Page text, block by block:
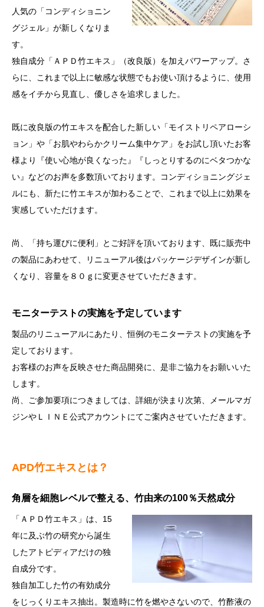
人気の「コンディショニン
グジェル」が新しくなりま
す。
独自成分「ＡＰＤ竹エキス」（改良版）を加えパワーアップ。さ
らに、これまで以上に敏感な状態でもお使い頂けるように、使用
感をイチから見直し、優しさを追求しました。
既に改良版の竹エキスを配合した新しい「モイストリペアローシ
ョン」や「お肌やわらかクリーム集中ケア」をお試し頂いたお客
様より『使い心地が良くなった』『しっとりするのにベタつかな
い』などのお声を多数頂いております。コンディショニングジェ
ルにも、新たに竹エキスが加わることで、これまで以上に効果を
実感していただけます。
尚、「持ち運びに便利」とご好評を頂いております、既に販売中
の製品にあわせて、リニューアル後はパッケージデザインが新し
くなり、容量を８０ｇに変更させていただきます。
モニターテストの実施を予定しています
製品のリニューアルにあたり、恒例のモニターテストの実施を予
定しております。
お客様のお声を反映させた商品開発に、是非ご協力をお願いいた
します。
尚、ご参加要項につきましては、詳細が決まり次第、メールマガ
ジンやＬＩＮＥ公式アカウントにてご案内させていただきます。
APD竹エキスとは？
角層を細胞レベルで整える、竹由来の100％天然成分
「ＡＰＤ竹エキス」は、15
年に及ぶ竹の研究から誕生
したアトピディアだけの独
自成分です。
独自加工した竹の有効成分
をじっくりエキス抽出。製造時に竹を燃やさないので、竹酢液の